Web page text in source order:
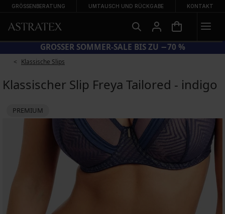
GRÖSSENBERATUNG UMTAUSCH UND RÜCKGABE KONTAKT
CODE BRA20 = BHs −20 %
Klassische Slips
Klassischer Slip Freya Tailored - indigo
PREMIUM